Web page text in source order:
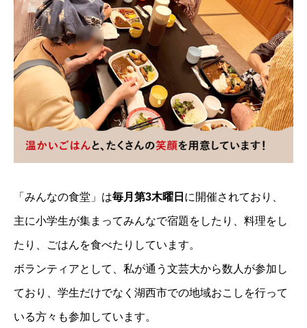
「みんなの食堂」は毎月第3木曜日 に開催されており、
主に小学生が集まってみんなで宿題をしたり、料理をし
たり、ごはんを食べたりしています。
ボランティアとして、私が通う文芸大から数人が参加し
ており、学生だけでなく湖西市での地域おこしを行って
いる方々も参加しています。